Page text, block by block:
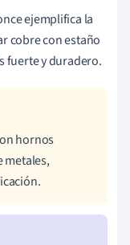
ejemplifica la
cobre con estaño
fuerte y duradero.
hornos
metales,